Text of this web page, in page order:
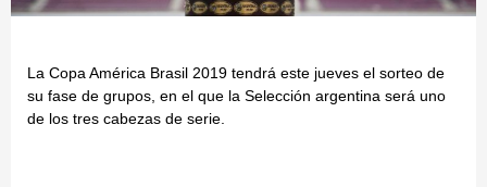
La Copa América Brasil 2019 tendrá este jueves el sorteo de
su fase de grupos, en el que la Selección argentina será uno
de los tres cabezas de serie.